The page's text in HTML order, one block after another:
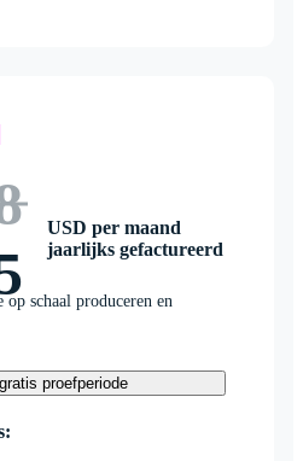
USD per maand
jaarlijks gefactureerd
schaal produceren en
proefperiode